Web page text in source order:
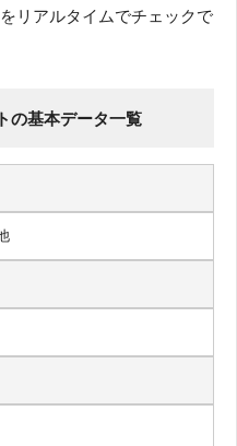
リアルタイムでチェックで
の基本データ一覧